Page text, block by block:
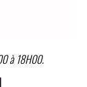
à 18H00.